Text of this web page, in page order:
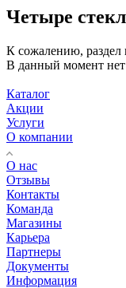
Четыре
К сожалению, раздел
В данный момент нет
Каталог
Акции
Услуги
О компании
О нас
Отзывы
Контакты
Команда
Магазины
Карьера
Партнеры
Документы
Информация